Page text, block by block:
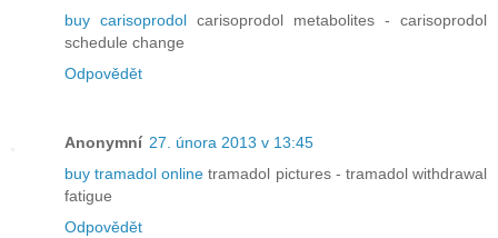
buy carisoprodol carisoprodol metabolites - carisoprodol
schedule change
Odpovědět
Anonymní 27. února 2013 v 13:45
buy tramadol online tramadol pictures - tramadol withdrawal
fatigue
Odpovědět